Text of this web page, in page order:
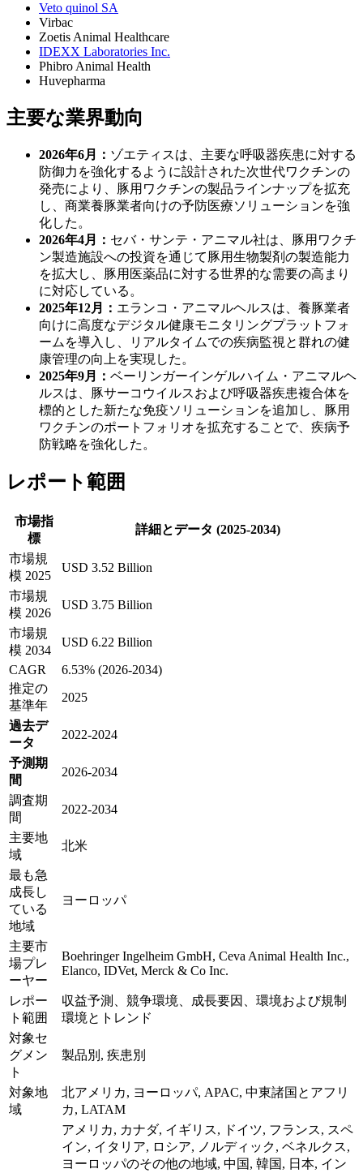
Veto quinol SA
Virbac
Zoetis Animal Healthcare
IDEXX Laboratories Inc.
Phibro Animal Health
Huvepharma
主要な業界動向
2026年6月： ゾエティスは、主要な呼吸器疾患に対する
防御力を強化するように設計された次世代ワクチンの
発売により、豚用ワクチンの製品ラインナップを拡充
し、商業養豚業者向けの予防医療ソリューションを強
化した。
2026年4月： セバ・サンテ・アニマル社は、豚用ワクチ
ン製造施設への投資を通じて豚用生物製剤の製造能力
を拡大し、豚用医薬品に対する世界的な需要の高まり
に対応している。
2025年12月： エランコ・アニマルヘルスは、養豚業者
向けに高度なデジタル健康モニタリングプラットフォ
ームを導入し、リアルタイムでの疾病監視と群れの健
康管理の向上を実現した。
2025年9月： ベーリンガーインゲルハイム・アニマルヘ
ルスは、豚サーコウイルスおよび呼吸器疾患複合体を
標的とした新たな免疫ソリューションを追加し、豚用
ワクチンのポートフォリオを拡充することで、疾病予
防戦略を強化した。
レポート範囲
市場指
標
詳細とデータ (2025-2034)
市場規
模 2025
USD 3.52 Billion
市場規
模 2026
USD 3.75 Billion
市場規
模 2034
USD 6.22 Billion
CAGR
6.53% (2026-2034)
推定の
基準年
2025
過去デ
ータ
2022-2024
予測期
間
2026-2034
調査期
間
2022-2034
主要地
域
北米
最も急
成長し
ている
地域
ヨーロッパ
主要市
場プレ
ーヤー
Boehringer Ingelheim GmbH, Ceva Animal Health Inc.,
Elanco, IDVet, Merck & Co Inc.
レポー
ト範囲
収益予測、競争環境、成長要因、環境および規制
環境とトレンド
対象セ
グメン
ト
製品別, 疾患別
対象地
域
北アメリカ, ヨーロッパ, APAC, 中東諸国とアフリ
カ, LATAM
アメリカ, カナダ, イギリス, ドイツ, フランス, スペ
イン, イタリア, ロシア, ノルディック, ベネルクス,
ヨーロッパのその他の地域, 中国, 韓国, 日本, イン